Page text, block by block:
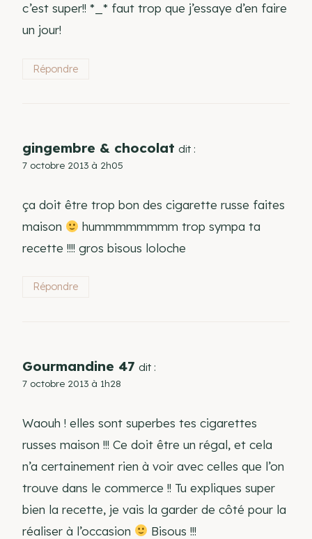
c’est super!! *_* faut trop que j’essaye d’en faire
un jour!
Répondre
gingembre & chocolat dit :
7 octobre 2013 à 2h05
ça doit être trop bon des cigarette russe faites
maison
hummmmmmmm trop sympa ta
recette !!!! gros bisous loloche
Répondre
Gourmandine 47 dit :
7 octobre 2013 à 1h28
Waouh ! elles sont superbes tes cigarettes
russes maison !!! Ce doit être un régal, et cela
n’a certainement rien à voir avec celles que l’on
trouve dans le commerce !! Tu expliques super
bien la recette, je vais la garder de côté pour la
réaliser à l’occasion
Bisous !!!